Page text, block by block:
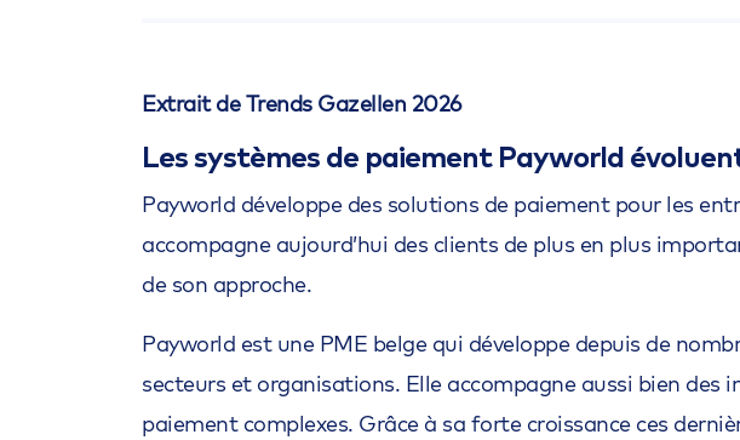
Extrait de Trends Gazellen 2026
Les systèmes de paiement Payworld
Payworld développe des solutions de paiement pour les
accompagne aujourd’hui des clients de plus en plus
de son approche.
Payworld est une PME belge qui développe depuis de
secteurs et organisations. Elle accompagne aussi bien
paiement complexes. Grâce à sa forte croissance ces